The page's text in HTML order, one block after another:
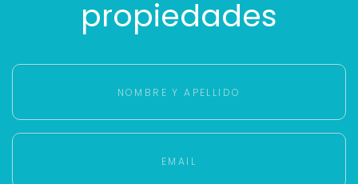
propiedades
Para responderte
mejor y más rápido